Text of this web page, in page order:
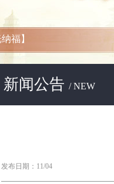
福】
新闻公告 / NEW
发布日期：11/04